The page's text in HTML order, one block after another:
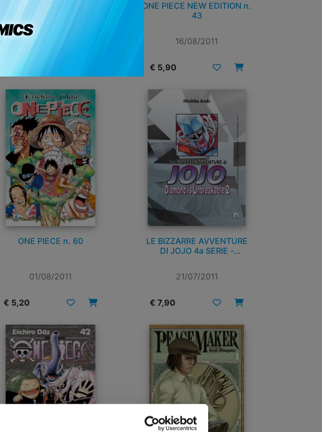
UCHU KYODAI - FRATELLI
NELLO SPAZIO n. 8
16/08/2011
€ 4,90
ONE PIECE NEW EDITION n.
43
16/08/2011
€ 5,90
ONE PIECE n. 60
01/08/2011
€ 5,20
LE BIZZARRE AVVENTURE
DI JOJO 4a SERIE -
21/07/2011
€ 7,90